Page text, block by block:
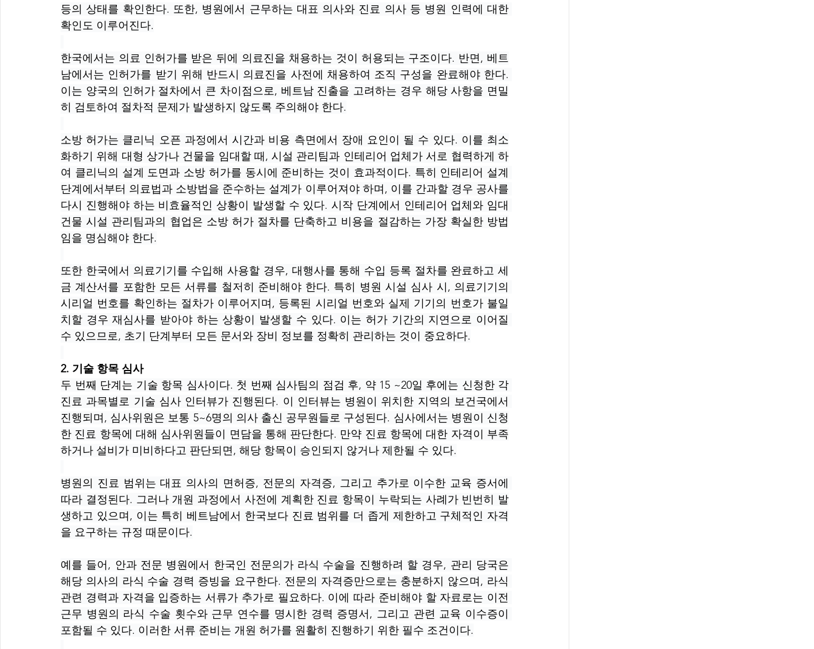
등의 상태를 확인한다. 또한, 병원에서 근무하는 대표 의사와 진료 의사 등 병원 인력에 대한
확인도 이루어진다.
한국에서는 의료 인허가를 받은 뒤에 의료진을 채용하는 것이 허용되는 구조이다. 반면, 베트
남에서는 인허가를 받기 위해 반드시 의료진을 사전에 채용하여 조직 구성을 완료해야 한다.
이는 양국의 인허가 절차에서 큰 차이점으로, 베트남 진출을 고려하는 경우 해당 사항을 면밀
히 검토하여 절차적 문제가 발생하지 않도록 주의해야 한다.
소방 허가는 클리닉 오픈 과정에서 시간과 비용 측면에서 장애 요인이 될 수 있다. 이를 최소
화하기 위해 대형 상가나 건물을 임대할 때, 시설 관리팀과 인테리어 업체가 서로 협력하게 하
여 클리닉의 설계 도면과 소방 허가를 동시에 준비하는 것이 효과적이다. 특히 인테리어 설계
단계에서부터 의료법과 소방법을 준수하는 설계가 이루어져야 하며, 이를 간과할 경우 공사를
다시 진행해야 하는 비효율적인 상황이 발생할 수 있다. 시작 단계에서 인테리어 업체와 임대
건물 시설 관리팀과의 협업은 소방 허가 절차를 단축하고 비용을 절감하는 가장 확실한 방법
임을 명심해야 한다.
또한 한국에서 의료기기를 수입해 사용할 경우, 대행사를 통해 수입 등록 절차를 완료하고 세
금 계산서를 포함한 모든 서류를 철저히 준비해야 한다. 특히 병원 시설 심사 시, 의료기기의
시리얼 번호를 확인하는 절차가 이루어지며, 등록된 시리얼 번호와 실제 기기의 번호가 불일
치할 경우 재심사를 받아야 하는 상황이 발생할 수 있다. 이는 허가 기간의 지연으로 이어질
수 있으므로, 초기 단계부터 모든 문서와 장비 정보를 정확히 관리하는 것이 중요하다.
2. 기술 항목 심사
두 번째 단계는 기술 항목 심사이다. 첫 번째 심사팀의 점검 후, 약 15 ~20일 후에는 신청한 각
진료 과목별로 기술 심사 인터뷰가 진행된다. 이 인터뷰는 병원이 위치한 지역의 보건국에서
진행되며, 심사위원은 보통 5~6명의 의사 출신 공무원들로 구성된다. 심사에서는 병원이 신청
한 진료 항목에 대해 심사위원들이 면담을 통해 판단한다. 만약 진료 항목에 대한 자격이 부족
하거나 설비가 미비하다고 판단되면, 해당 항목이 승인되지 않거나 제한될 수 있다.
병원의 진료 범위는 대표 의사의 면허증, 전문의 자격증, 그리고 추가로 이수한 교육 증서에
따라 결정된다. 그러나 개원 과정에서 사전에 계획한 진료 항목이 누락되는 사례가 빈번히 발
생하고 있으며, 이는 특히 베트남에서 한국보다 진료 범위를 더 좁게 제한하고 구체적인 자격
을 요구하는 규정 때문이다.
예를 들어, 안과 전문 병원에서 한국인 전문의가 라식 수술을 진행하려 할 경우, 관리 당국은
해당 의사의 라식 수술 경력 증빙을 요구한다. 전문의 자격증만으로는 충분하지 않으며, 라식
관련 경력과 자격을 입증하는 서류가 추가로 필요하다. 이에 따라 준비해야 할 자료로는 이전
근무 병원의 라식 수술 횟수와 근무 연수를 명시한 경력 증명서, 그리고 관련 교육 이수증이
포함될 수 있다. 이러한 서류 준비는 개원 허가를 원활히 진행하기 위한 필수 조건이다.